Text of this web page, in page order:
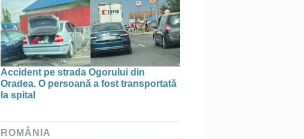
Accident pe strada Ogorului din
Oradea. O persoană a fost transportată
la spital
ROMÂNIA